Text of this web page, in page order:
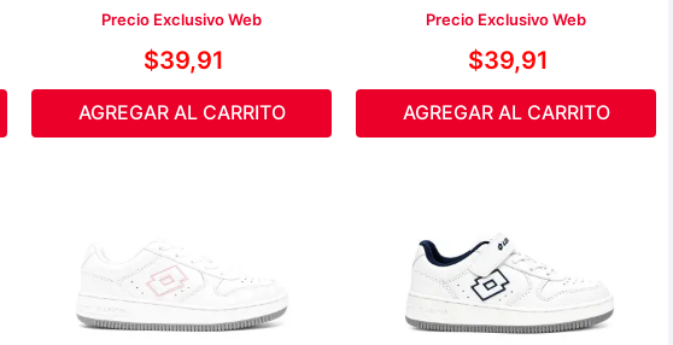
Precio Exclusivo Web
$39,91
AGREGAR AL CARRITO
Precio Exclusivo Web
$39,91
AGREGAR AL CARRITO